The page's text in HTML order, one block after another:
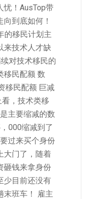
忧！AusTop带
到底如何！
的移民计划主
来技术人才缺
对技术移民的
移民配额 数
移民配额 巨减
，技术类移
主要缩减的数
000缩减到了
过来买个身份
大门了，随着
砸钱来拿身份
少目前还没有
末班车！ 雇主